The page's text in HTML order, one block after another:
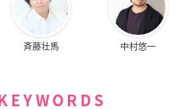
斉藤壮馬 中村悠一
KEYWORDS